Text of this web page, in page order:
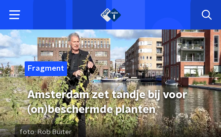
Fragment
Amsterdam zet tandje bij voor
(on)beschermde planten
foto:Rob Buiter